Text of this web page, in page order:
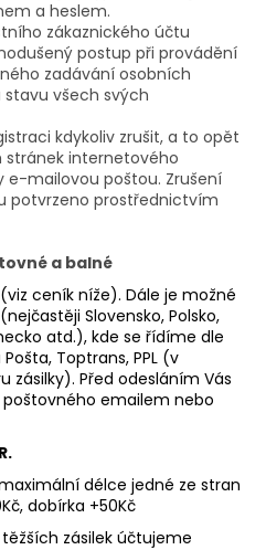
a heslem.
zákaznického účtu
postup při provádění
zadávání osobních
všech svých
kdykoliv zrušit, a to opět
internetového
e-mailovou poštou. Zrušení
potvrzeno prostřednictvím
a balné
ceník níže). Dále je možné
Slovensko, Polsko,
atd.), kde se řídíme dle
Toptrans, PPL (v
zásilky). Před odesláním Vás
emailem nebo
délce jedné ze stran
dobírka +50Kč
zásilek účtujeme